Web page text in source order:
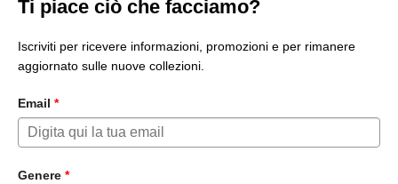
Ti piace ciò che facciamo?
Iscriviti per ricevere informazioni, promozioni e per rimanere
aggiornato sulle nuove collezioni.
Email *
Genere *